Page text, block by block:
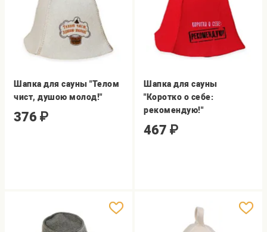
Шапка для сауны "Телом
чист, душою молод!"
376 ₽
Шапка для сауны
"Коротко о себе:
рекомендую!"
467 ₽